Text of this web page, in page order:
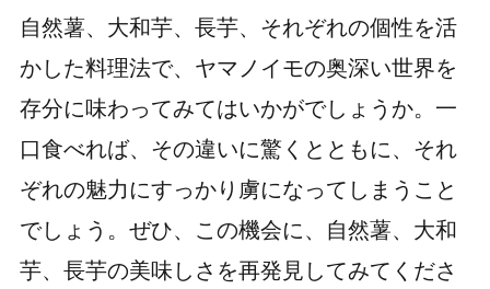
自然薯、大和芋、長芋、それぞれの個性を活
かした料理法で、ヤマノイモの奥深い世界を
存分に味わってみてはいかがでしょうか。一
口食べれば、その違いに驚くとともに、それ
ぞれの魅力にすっかり虜になってしまうこと
でしょう。ぜひ、この機会に、自然薯、大和
芋、長芋の美味しさを再発見してみてくださ